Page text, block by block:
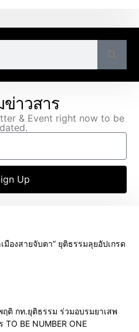
าวสาร
& Event right now to be
Up
มืองสายจับตา” ยุติธรรมลุยอัปเกรด
ติ กท.ยุติธรรม ร่วมอบรมยาเสพ
TO BE NUMBER ONE